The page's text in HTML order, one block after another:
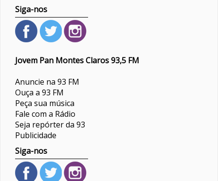
Siga-nos
Jovem Pan Montes Claros 93,5 FM
Anuncie na 93 FM
Ouça a 93 FM
Peça sua música
Fale com a Rádio
Seja repórter da 93
Publicidade
Siga-nos